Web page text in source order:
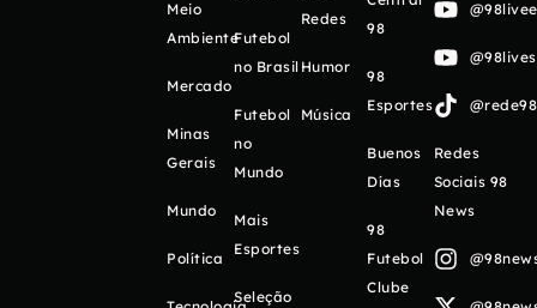
Meio
Ambiente
Mercado
Minas
Gerais
Mundo
Política
Futebol
no Brasil
Futebol
no
Mundo
Mais
Esportes
Seleção
Redes
Humor
Música
98
98
Esportes
Buenos
Días
98
Futebol
Clube
Redes
Sociais 98
News